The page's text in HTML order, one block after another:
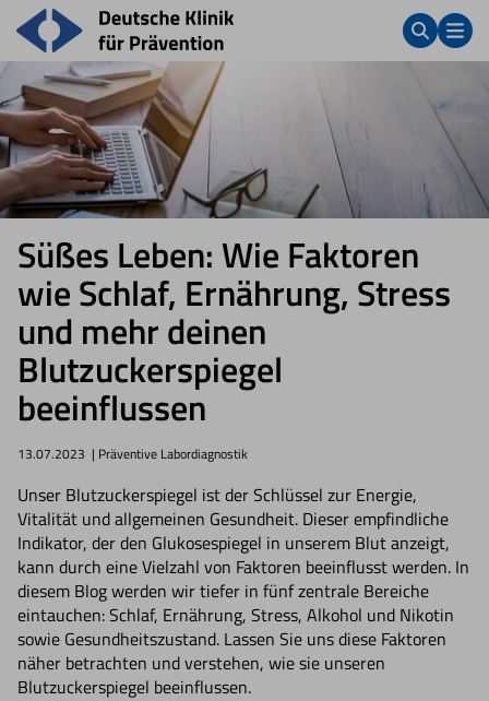
Süßes Leben: Wie Faktoren
wie Schlaf, Ernährung, Stress
und mehr deinen
Blutzuckerspiegel
beeinflussen
13.07.2023 | Präventive Labordiagnostik
Unser Blutzuckerspiegel ist der Schlüssel zur Energie,
Vitalität und allgemeinen Gesundheit. Dieser empfindliche
Indikator, der den Glukosespiegel in unserem Blut anzeigt,
kann durch eine Vielzahl von Faktoren beeinflusst werden. In
diesem Blog werden wir tiefer in fünf zentrale Bereiche
eintauchen: Schlaf, Ernährung, Stress, Alkohol und Nikotin
sowie Gesundheitszustand. Lassen Sie uns diese Faktoren
näher betrachten und verstehen, wie sie unseren
Blutzuckerspiegel beeinflussen.